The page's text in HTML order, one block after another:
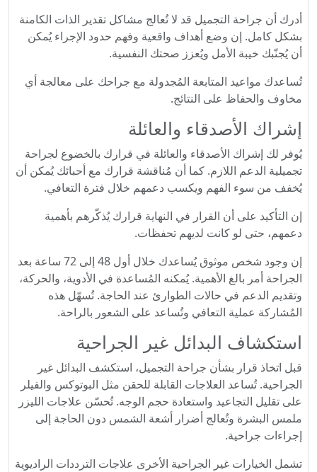
أدرك أن جراحة التجميل قد لا تُعالج مشاكل تقدير الذات الكامنة
بشكل كامل. إن وضع أهداف واقعية وفهم حدود الإجراء يُمكن
أن يُجنّبك خيبة الأمل ويُعزز صحتك النفسية.
تُساعدك مواعيد المتابعة المُجدولة مع جراحك على معالجة أي
مخاوف والحفاظ على النتائج.
إشراك الأصدقاء والعائلة
يُوفر لك إشراك الأصدقاء والعائلة في قرارك بالخضوع لجراحة
تجميلية الدعم اللازم. كما أن مُناقشة قرارك مع أحبائك يُمكن أن
يُخفف من سوء الفهم ويكسب دعمهم خلال فترة التعافي.
إن التأكيد على أن القرار في النهاية قرارك يُذكّرهم بأهمية
دعمهم، حتى لو كانت لديهم تحفظات.
إن وجود شخص موثوق يُساعدك خلال أول 48 إلى 72 ساعة بعد
الجراحة أمر بالغ الأهمية. يُمكنه المُساعدة في الأدوية، والحركة،
وتقديم الدعم في حالات الطوارئ عند الحاجة. تُسهّل هذه
المُشاركة عملية التعافي وتُساعد على الشعور بالراحة.
استكشاف البدائل غير الجراحية
قبل اتخاذ قرار بشأن جراحة التجميل، استكشف البدائل غير
الجراحية. تُساعد العلاجات القابلة للحقن مثل البوتوكس والفيلر
على تقليل التجاعيد واستعادة حجم الوجه. تُحسّن علاجات الليزر
ملمس البشرة وتُعالج أضرار أشعة الشمس دون الحاجة إلى
إجراءات جراحية.
تشمل الخيارات غير الجراحية الأخرى علاجات الترددات الراديوية